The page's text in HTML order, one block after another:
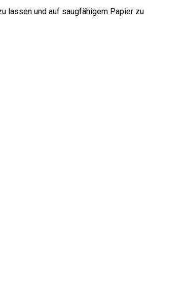
lassen und auf saugfähigem Papier zu